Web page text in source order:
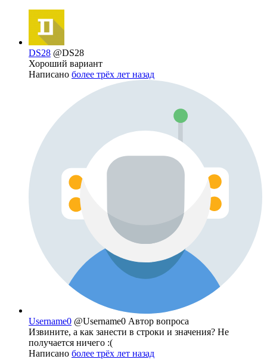
DS28 @DS28
Хороший вариант
Написано более трёх лет назад
Username0 @Username0 Автор вопроса
Извините, а как занести в строки и значения? Не
получается ничего :(
Написано более трёх лет назад